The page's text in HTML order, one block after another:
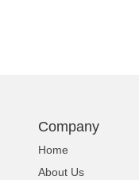
Company
Home
About Us